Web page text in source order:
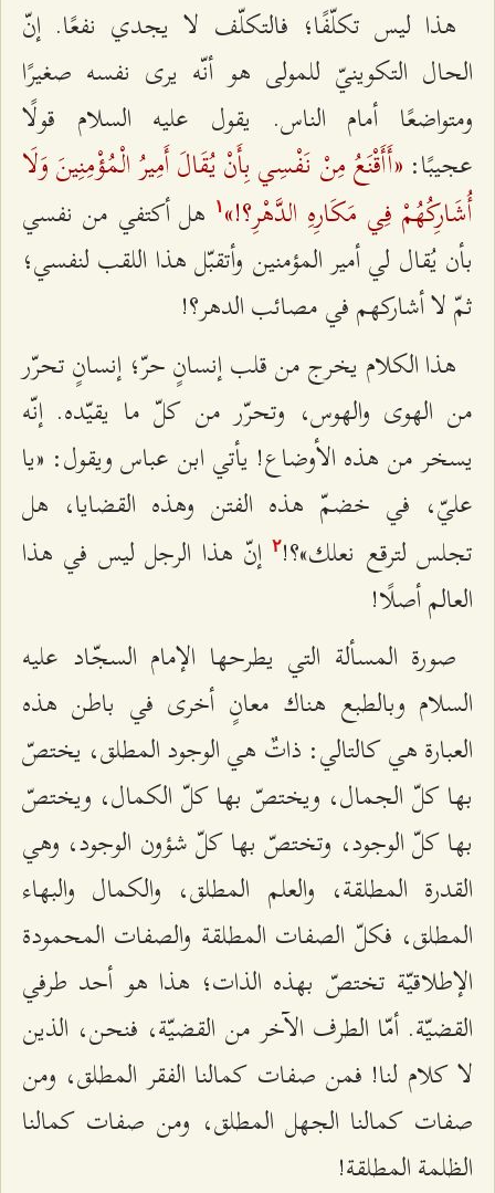
هذا ليس تكلّفًا؛ فالتكلّف لا يجدي نفعًا. إنّ
الحال التكوينيّ للمولى هو أنّه يرى نفسه صغيرًا
ومتواضعًا أمام الناس. يقول عليه السلام قولًا
عجيبًا: «أَأَقْنَعُ مِنْ نَفْسِي بِأَنْ يُقَالَ أَمِيرُ الْمُؤْمِنِينَ وَلَا
أُشَارِكُهُمْ فِي مَكَارِهِ الدَّهْرِ؟!» ۱
هل أكتفي من نفسي
بأن يُقال لي أمير المؤمنين وأتقبّل هذا اللقب لنفسي؛
ثمّ لا أشاركهم في مصائب الدهر؟!
هذا الكلام يخرج من قلب إنسانٍ حرّ؛ إنسانٍ تحرّر
من الهوى والهوس، وتحرّر من كلّ ما يقيّده. إنّه
يسخر من هذه الأوضاع! يأتي ابن عباس ويقول: «يا
عليّ، في خضمّ هذه الفتن وهذه القضايا، هل
تجلس لترقع نعلك»؟!٢إنّ هذا الرجل ليس في هذا
العالم أصلًا!
صورة المسألة التي يطرحها الإمام السجّاد عليه
السلام وبالطبع هناك معانٍ أخرى في باطن هذه
العبارة هي كالتالي: ذاتٌ هي الوجود المطلق، يختصّ
بها كلّ الجمال، ويختصّ بها كلّ الكمال، ويختصّ
بها كلّ الوجود، وتختصّ بها كلّ شؤون الوجود، وهي
القدرة المطلقة، والعلم المطلق، والكمال والبهاء
المطلق، فكلّ الصفات المطلقة والصفات المحمودة
الإطلاقيّة تختصّ بهذه الذات؛ هذا هو أحد طرفي
القضيّة. أمّا الطرف الآخر من القضيّة، فنحن، الذين
لا كلام لنا! فمن صفات كمالنا الفقر المطلق، ومن
صفات كمالنا الجهل المطلق، ومن صفات كمالنا
الظلمة المطلقة!